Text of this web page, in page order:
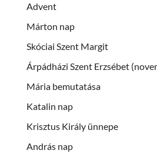
Advent
Márton nap
Skóciai Szent Margit
Árpádházi Szent Erzsébet
Mária bemutatása
Katalin nap
Krisztus Király ünnepe
András nap